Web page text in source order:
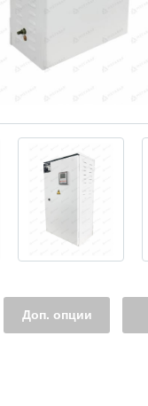
Доп. опции